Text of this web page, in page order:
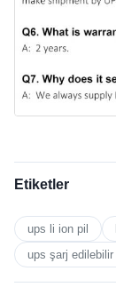
Etiketler
ups li ion pil
ups şarj edilebilir